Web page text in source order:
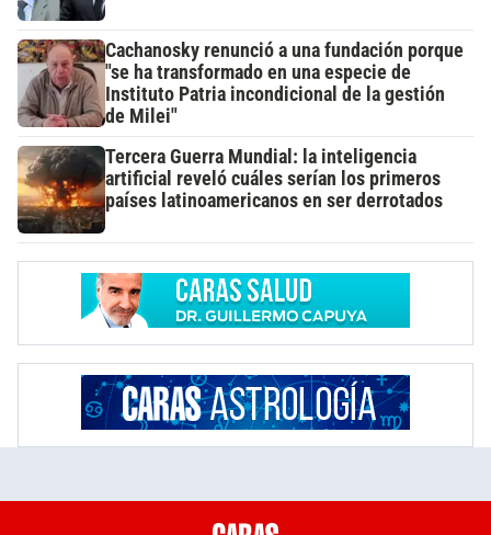
Cachanosky renunció a una fundación porque
"se ha transformado en una especie de
Instituto Patria incondicional de la gestión
de Milei"
Tercera Guerra Mundial: la inteligencia
artificial reveló cuáles serían los primeros
países latinoamericanos en ser derrotados